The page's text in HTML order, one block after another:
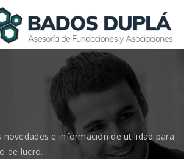
novedades e información de utilidad para
de lucro.